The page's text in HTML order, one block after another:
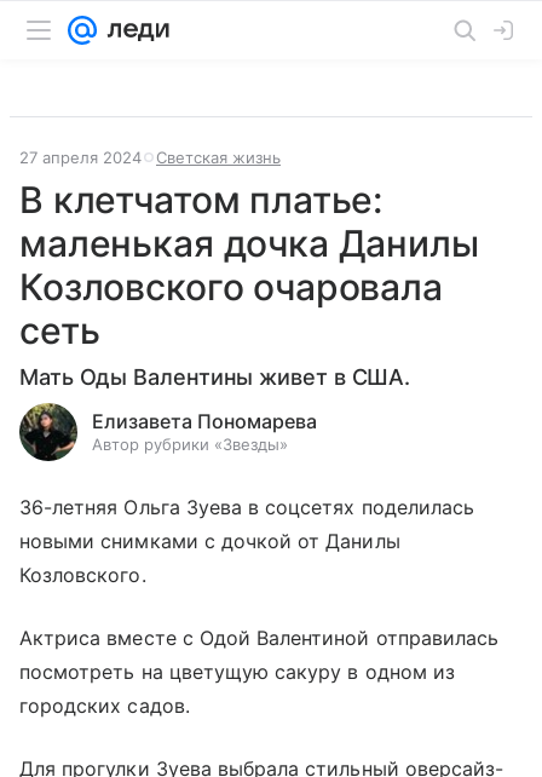
27 апреля 2024 Светская жизнь
В клетчатом платье:
маленькая дочка Данилы
Козловского очаровала
сеть
Мать Оды Валентины живет в США.
Елизавета Пономарева
Автор рубрики «Звезды»
36-летняя Ольга Зуева в соцсетях поделилась
новыми снимками с дочкой от Данилы
Козловского.
Актриса вместе с Одой Валентиной отправилась
посмотреть на цветущую сакуру в одном из
городских садов.
Для прогулки Зуева выбрала стильный оверсайз-